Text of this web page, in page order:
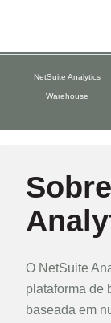
NetSuite Analytics
Warehouse
O NetSuite
plataforma de
baseada em